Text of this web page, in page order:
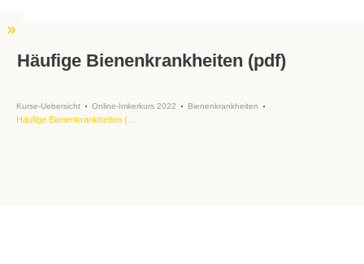
Häufige Bienenkrankheiten (pdf)
Kurse-Uebersicht Online-Imkerkurs 2022 Bienenkrankheiten